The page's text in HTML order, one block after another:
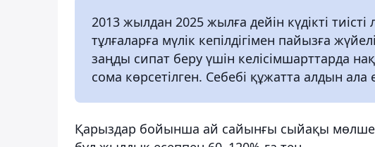
2013 жылдан 2025 жылға дейін күдікті
тұлғаларға мүлік кепілдігімен пайызға
заңды сипат беру үшін келісімшарттарда
сома көрсетілген. Себебі құжатта алдын
Қарыздар бойынша ай сайынғы сыйақы